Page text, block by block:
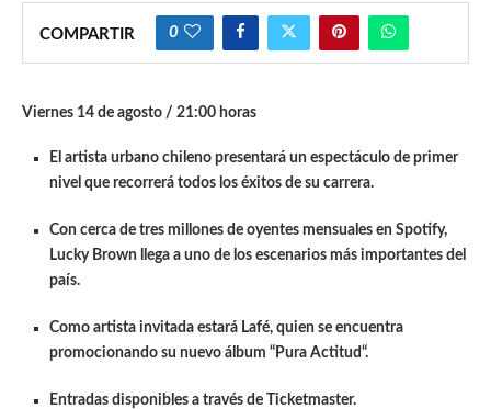
COMPARTIR 0
Viernes 14 de agosto / 21:00 horas
El artista urbano chileno presentará un espectáculo de primer
nivel que recorrerá todos los éxitos de su carrera.
Con cerca de tres millones de oyentes mensuales en Spotify,
Lucky Brown llega a uno de los escenarios más importantes del
país.
Como artista invitada estará Lafé, quien se encuentra
promocionando su nuevo álbum “Pura Actitud“.
Entradas disponibles a través de Ticketmaster.